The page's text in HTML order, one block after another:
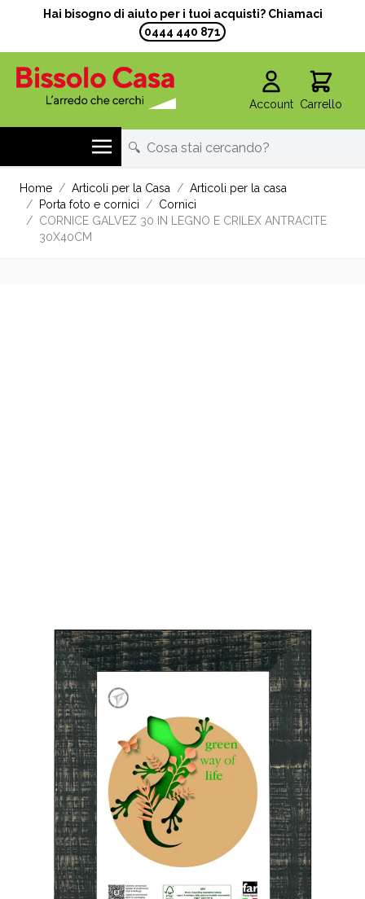
Hai bisogno di aiuto per i tuoi acquisti? Chiamaci
0444 440 871
Account Carrello
Home / Articoli per la Casa / Articoli per la casa
/
Porta foto e cornici / Cornici
/ CORNICE GALVEZ 30 IN LEGNO E CRILEX ANTRACITE
30X40CM
CORNICE GALVEZ 30 IN LEGNO E
CRILEX ANTRACITE 30X40CM
CODICE:CGVZ20129CN
Disponibile